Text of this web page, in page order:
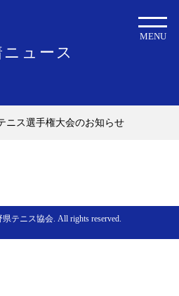
ニュース
MENU
ニス選手権大会のお知らせ
テニス協会. All rights reserved.